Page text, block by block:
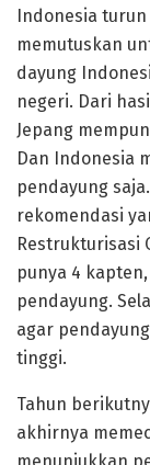
Indonesia
memutuskan
dayung
negeri. Dari
Jepang
Dan Indonesia
pendayung
rekomendasi
Restrukturisasi
punya 4
pendayung.
agar
tinggi.
Tahun
akhirnya